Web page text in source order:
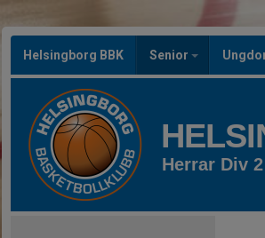
Helsingborg BBK Senior
Herrar Div 2